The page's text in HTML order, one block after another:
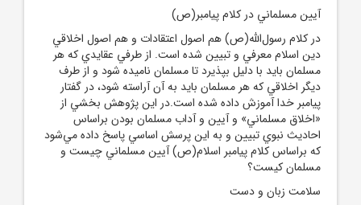
آيين مسلماني در کلام پيامبر(ص)
در کلام رسول‌الله(ص) هم اصول اعتقادات و هم اصول اخلاقي
دين اسلام معرفي و تبيين شده است. از طرفي عقايدي که هر
مسلمان بايد با دليل بپذيرد تا مسلمان ناميده شود و از طرف
ديگر اخلاقي که هر مسلمان بايد به آن آراسته شود، در گفتار
پيامبر خدا آموزش داده شده است.در اين پژوهش بخشي از
«اخلاق مسلماني» و آيين و آداب مسلمان بودن براساس
احاديث نبوي تبيين و به اين پرسش اساسي پاسخ داده مي‌شود
که براساس کلام پيامبر اسلام(ص) آيين مسلماني چيست و
مسلمان کيست؟
سلامت زبان و دست